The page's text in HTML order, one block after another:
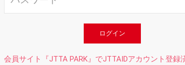
ログイン
会員サイト『JTTA PARK』でJTTAIDアカウント登録